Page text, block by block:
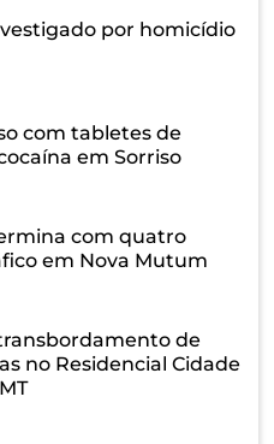
por homicídio
com tabletes de
em Sorriso
com quatro
em Nova Mutum
de
no Residencial Cidade